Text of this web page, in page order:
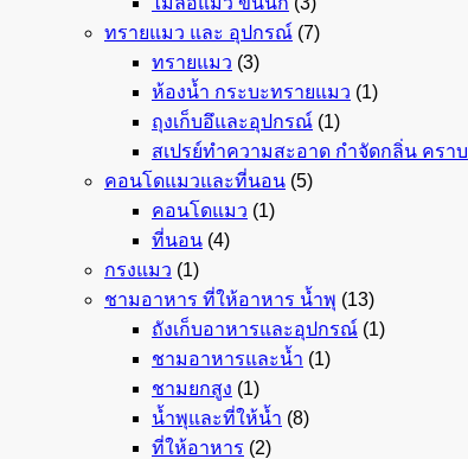
ทรายแมว และ อุปกรณ์ (7)
ทรายแมว (3)
ห้องน้ำ กระบะทรายแมว (1)
ถุงเก็บอึและอุปกรณ์ (1)
สเปรย์ทำความสะอาด กำจัดกลิ่น คราบ
คอนโดแมวและที่นอน (5)
คอนโดแมว (1)
ที่นอน (4)
กรงแมว (1)
ชามอาหาร ที่ให้อาหาร น้ำพุ (13)
ถังเก็บอาหารและอุปกรณ์ (1)
ชามอาหารและน้ำ (1)
ชามยกสูง (1)
น้ำพุและที่ให้น้ำ (8)
ที่ให้อาหาร (2)